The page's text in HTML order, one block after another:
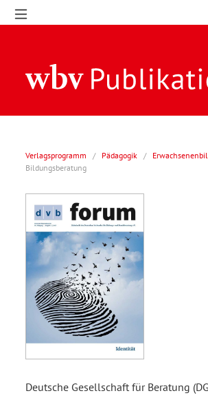
Verlagsprogramm / Pädagogik /
Bildungsberatung
Deutsche Gesellschaft für Beratung